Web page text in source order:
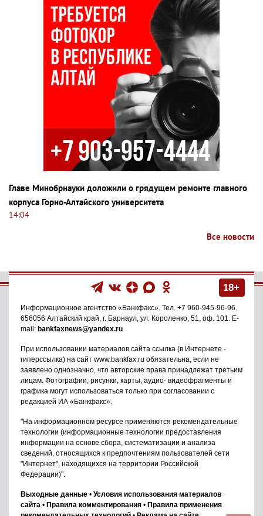
Главе Минобрнауки доложили о грядущем ремонте главного
корпуса Горно-Алтайского университета
14:04
Все новости
18+
Информационное агентство «Банкфакс». Тел. +7 960-945-96-96.
656056 Алтайский край, г. Барнаул, ул. Короленко, 51, оф. 101. E-
mail: bankfaxnews@yandex.ru
При использовании материалов сайта ссылка (в Интернете -
гиперссылка) на сайт www.bankfax.ru обязательна, если не
заявлено однозначно, что авторские права принадлежат третьим
лицам. Фотографии, рисунки, карты, аудио- видеофрагменты и
графика могут использоваться только при согласовании с
редакцией ИА «Банкфакс».
"На информационном ресурсе применяются рекомендательные
технологии (информационные технологии предоставления
информации на основе сбора, систематизации и анализа
сведений, относящихся к предпочтениям пользователей сети
"Интернет", находящихся на территории Российской
Федерации)".
Выходные данные • Условия использования материалов
сайта • Правила комментирования • Правила применения